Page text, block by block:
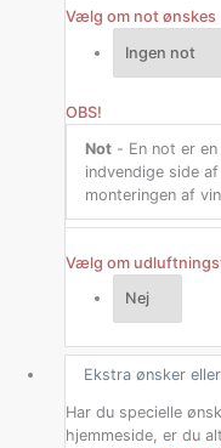
Vælg om not ønskes
OBS!
Not - En not er
indvendige side
monteringen af
Vælg om
Ekstra ønsker
Har du specielle
hjemmeside, er du